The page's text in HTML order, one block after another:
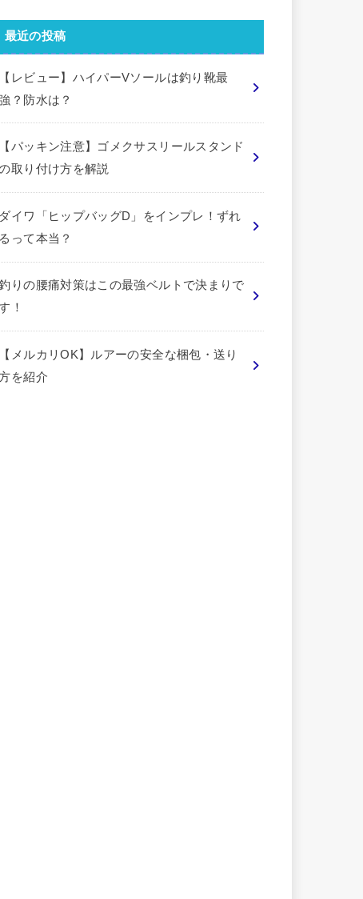
最近の投稿
【レビュー】ハイパーVソールは釣り靴最
？防水は？
【パッキン注意】ゴメクサスリールスタンド
取り付け方を解説
ダイワ「ヒップバッグD」をインプレ！ずれ
るって本当？
りの腰痛対策はこの最強ベルトで決まりで
！
【メルカリOK】ルアーの安全な梱包・送り
を紹介